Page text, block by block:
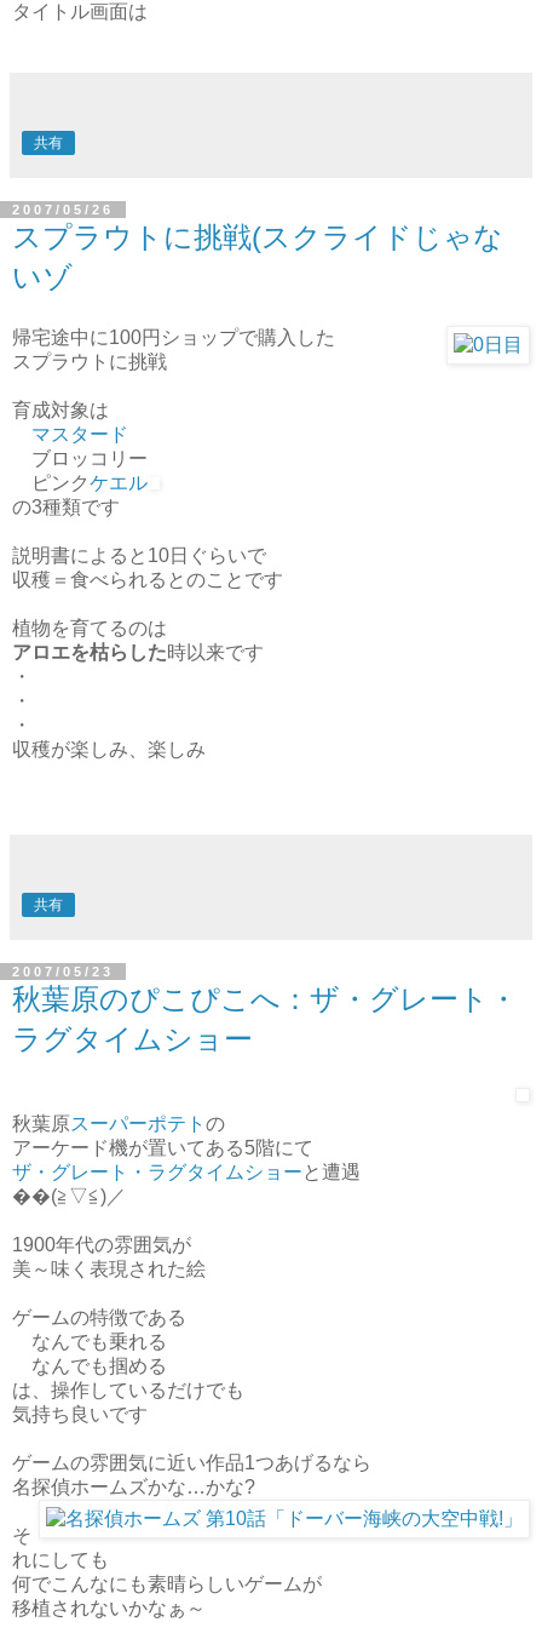
タイトル画面は
共有
2007/05/26
スプラウトに挑戦(スクライドじゃな
いゾ
帰宅途中に100円ショップで購入した
スプラウトに挑戦
育成対象は
マスタード
ブロッコリー
ピンクケエル
の3種類です
説明書によると10日ぐらいで
収穫＝食べられるとのことです
植物を育てるのは
アロエを枯らした時以来です
・
・
・
収穫が楽しみ、楽しみ
共有
2007/05/23
秋葉原のぴこぴこへ：ザ・グレート・
ラグタイムショー
秋葉原スーパーポテト の
アーケード機が置いてある5階にて
ザ・グレート・ラグタイムショー と遭遇
��(≧▽≦)／
1900年代の雰囲気が
美～味く表現された絵
ゲームの特徴である
なんでも乗れる
なんでも掴める
は、操作しているだけでも
気持ち良いです
ゲームの雰囲気に近い作品1つあげるなら
名探偵ホームズかな…かな?
そ
れにしても
何でこんなにも素晴らしいゲームが
移植されないかなぁ～